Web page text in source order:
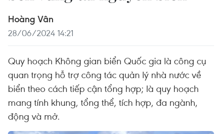
Hoàng Vân
28/06/2024 14:21
Quy hoạch Không gian biển Quốc gia là công cụ
quan trọng hỗ trợ công tác quản lý nhà nước về
biển theo cách tiếp cận tổng hợp; là quy hoạch
mang tính khung, tổng thể, tích hợp, đa ngành,
động và mở.